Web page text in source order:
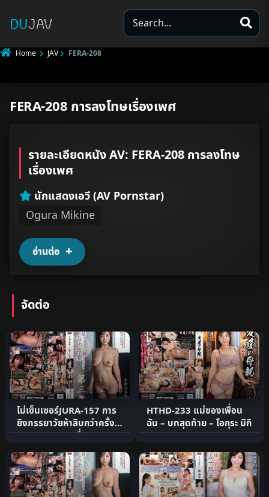
e
a
Home JAV FERA-208
Underage
Spam
Other
FERA-208 การลงโทษเรื่องเพศ
รายละเอียดหนัง AV: FERA-208 การลงโทษ
เรื่องเพศ
นักแสดงเอวี (AV Pornstar)
Ogura Mikine
อ่านต่อ
จัดต่อ
ไม่เซ็นเซอร์JURA-157 การ
ยิงภรรยาวัยห้าสิบกว่าครั้ง
แรก เอกสารบทที่ .
HTHD-233 แม่ของเพื่อน
ฉัน – บทสุดท้าย – โอกุระ มิกิ